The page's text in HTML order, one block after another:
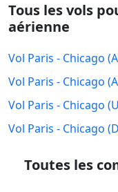
Tous les vols
aérienne
Vol Paris - Chicago
Vol Paris - Chicago
Vol Paris - Chicago
Vol Paris - Chicago
Toutes les